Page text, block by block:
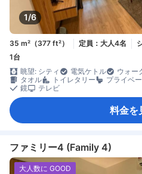
1/6
35 m²（377 ft²） 定員：大人4名
1台
眺望: シティ
電気ケトル ウォー
タオル
トイレタリー プライベ
鏡
テレビ
料金を
ファミリー4 (Family 4)
大人数に GOOD